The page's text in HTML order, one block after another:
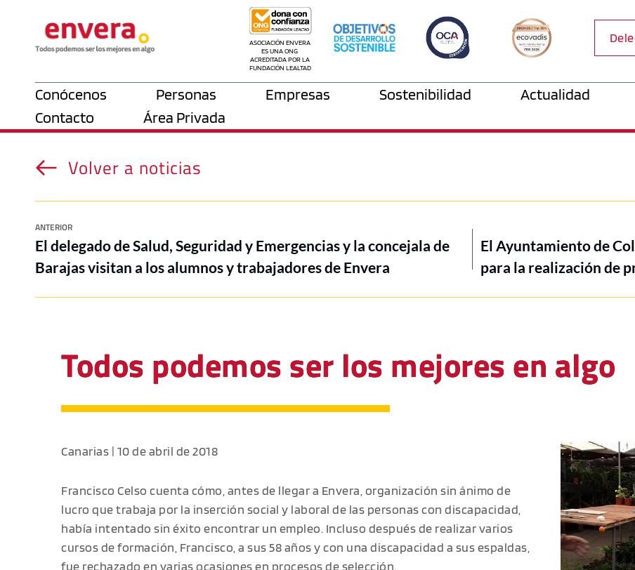
ASOCIACIÓN ENVERA
ES UNA ONG
ACREDITADA POR LA
FUNDACIÓN LEALTAD
Conócenos Personas Empresas Sostenibilidad Actualidad
Contacto
Área Privada
Volver a noticias
ANTERIOR
El delegado de Salud, Seguridad y Emergencias y la concejala de
Barajas visitan a los alumnos y trabajadores de Envera
El Ayuntamiento de
para la realización de
Todos podemos ser los mejores en algo
Canarias | 10 de abril de 2018
Francisco Celso cuenta cómo, antes de llegar a Envera, organización sin ánimo de
lucro que trabaja por la inserción social y laboral de las personas con discapacidad,
había intentado sin éxito encontrar un empleo. Incluso después de realizar varios
cursos de formación, Francisco, a sus 58 años y con una discapacidad a sus espaldas,
fue rechazado en varias ocasiones en procesos de selección.